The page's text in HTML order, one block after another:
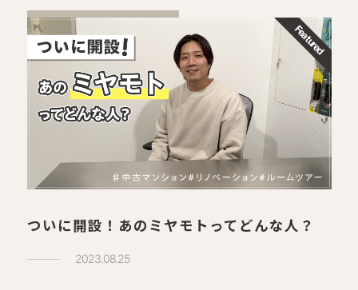
ついに開設！あのミヤモトってどんな人？
2023.08.25